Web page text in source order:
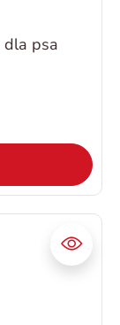
dla psa